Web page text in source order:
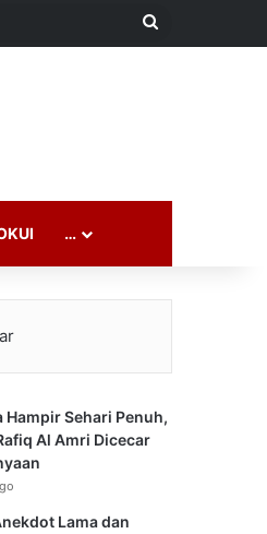
Search
…
Hampir Sehari Penuh,
Al Amri Dicecar
Lama dan